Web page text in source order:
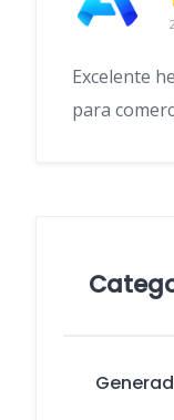
Excelente
para